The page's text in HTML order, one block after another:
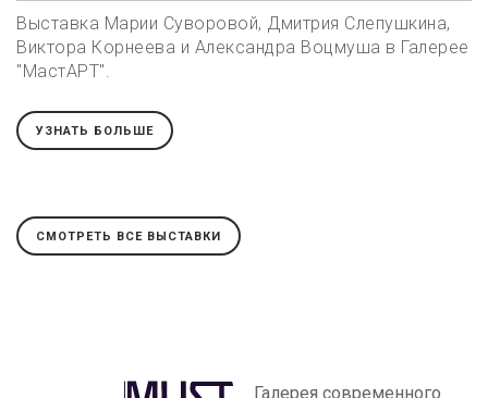
Выставка Марии Суворовой, Дмитрия Слепушкина,
Виктора Корнеева и Александра Воцмуша в Галерее
"МастАРТ".
УЗНАТЬ БОЛЬШЕ
СМОТРЕТЬ ВСЕ ВЫСТАВКИ
Галерея современного